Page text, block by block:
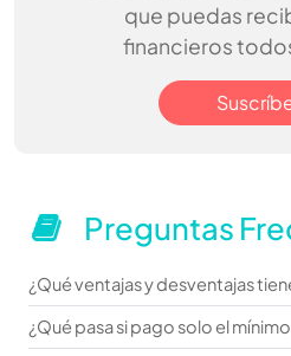
que puedas
financieros
Preguntas
¿Qué ventajas y desventajas
¿Qué pasa si pago solo el